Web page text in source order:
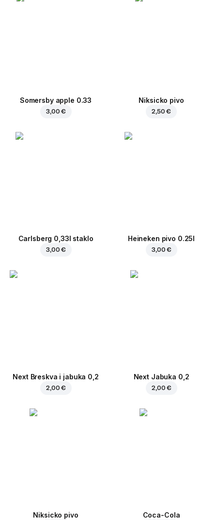
Somersby apple 0.33
3,00 €
Niksicko pivo
2,50 €
Carlsberg 0,33l staklo
3,00 €
Heineken pivo 0.25l
3,00 €
Next Breskva i jabuka 0,2
2,00 €
Next Jabuka 0,2
2,00 €
Niksicko pivo Coca-Cola